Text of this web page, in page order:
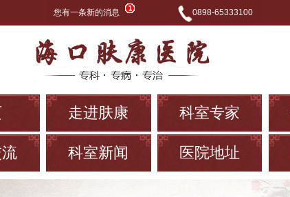
您有一条新的消息 0898-65333100
走进肤康 科室专家
科室新闻 医院地址